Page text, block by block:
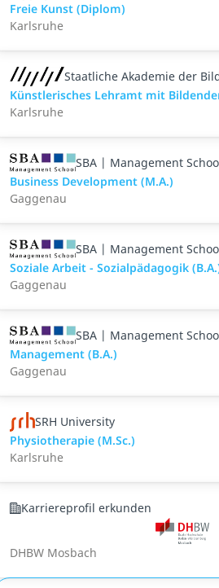
Freie Kunst (Diplom)
Karlsruhe
Staatliche Akademie der
Künstlerisches Lehramt mit
Karlsruhe
SBA | Management
Business Development (M.A.)
Gaggenau
SBA | Management
Soziale Arbeit - Sozialpädagogik
Gaggenau
SBA | Management
Management (B.A.)
Gaggenau
SRH University
Physiotherapie (M.Sc.)
Karlsruhe
Karriereprofil erkunden
DHBW Mosbach